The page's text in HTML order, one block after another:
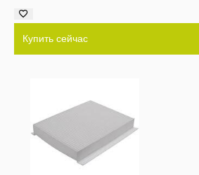
Купить сейчас